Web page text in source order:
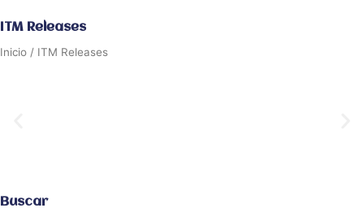
ITM Releases
Inicio / ITM Releases
Buscar